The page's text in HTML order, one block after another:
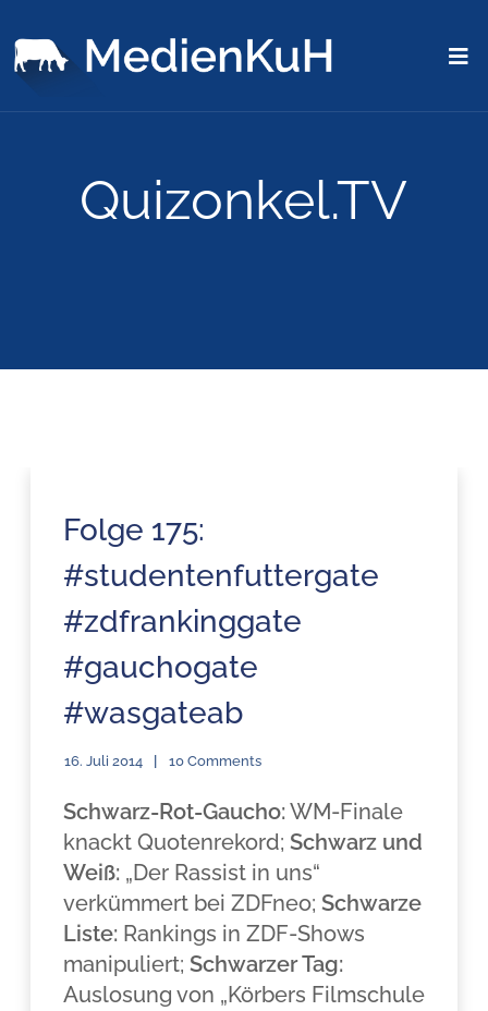
Quizonkel.TV
Folge 175:
#studentenfuttergate
#zdfrankinggate
#gauchogate
#wasgateab
16. Juli 2014 10 Comments
Schwarz-Rot-Gaucho: WM-Finale
knackt Quotenrekord;Schwarz und
Weiß: „Der Rassist in uns“
verkümmert bei ZDFneo;Schwarze
Liste: Rankings in ZDF-Shows
manipuliert;Schwarzer Tag:
Auslosung von „Körbers Filmschule